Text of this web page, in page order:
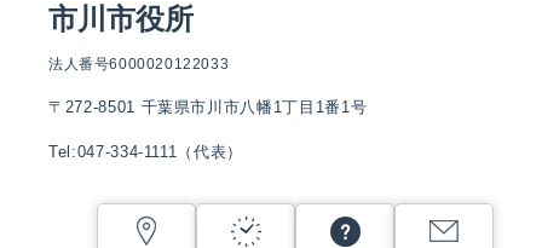
市川市役所
法人番号6000020122033
〒272-8501 千葉県市川市八幡1丁目1番1号
Tel:047-334-1111（代表）